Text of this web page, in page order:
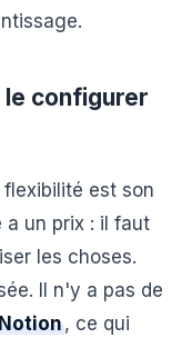
le configurer
est son
un prix : il faut
les choses.
Il n'y a pas de
, ce qui